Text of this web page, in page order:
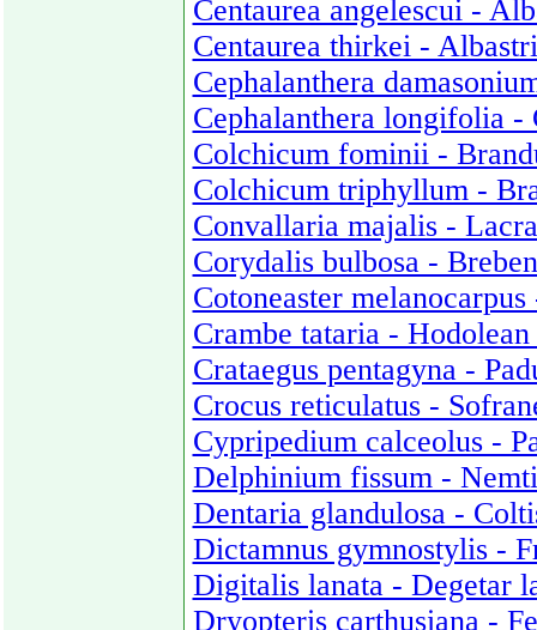
Centaurea angelescui -
Centaurea thirkei -
Cephalanthera
Cephalanthera longifolia -
Colchicum fominii -
Colchicum triphyllum -
Convallaria majalis -
Corydalis bulbosa -
Cotoneaster
Crambe tataria - Hodolean
Crataegus pentagyna -
Crocus reticulatus -
Cypripedium calceolus -
Delphinium fissum -
Dentaria glandulosa -
Dictamnus gymnostylis -
Digitalis lanata - Degetar
Dryopteris carthusiana -